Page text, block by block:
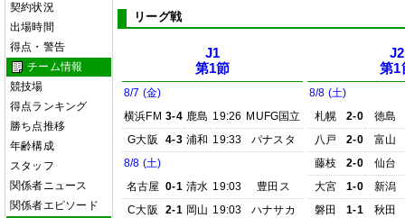
契約状況
出場時間
得点・警告
チーム情報
競技場
得点ランキング
勝ち点推移
年齢構成
スタッフ
関係者ニュース
関係者エピソード
リーグ戦
J1
第1節
8/7 (金)
横浜FM 3-4 鹿島 19:26 MUFG国立
G大阪
4-3 浦和 19:33
パナスタ
8/8 (土)
名古屋 0-1 清水 19:03
豊田ス
C大阪
2-1 岡山 19:03
ハナサカ
J2
第1
8/8 (土)
札幌
2-0
徳島
八戸
2-0
富山
藤枝
2-0
仙台
大宮
1-0
新潟
磐田
1-1
秋田